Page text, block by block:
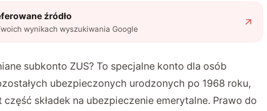
źródło
wynikach wyszukiwania Google
subkonto ZUS? To specjalne konto dla osób
ubezpieczonych urodzonych po 1968 roku,
składek na ubezpieczenie emerytalne. Prawo do